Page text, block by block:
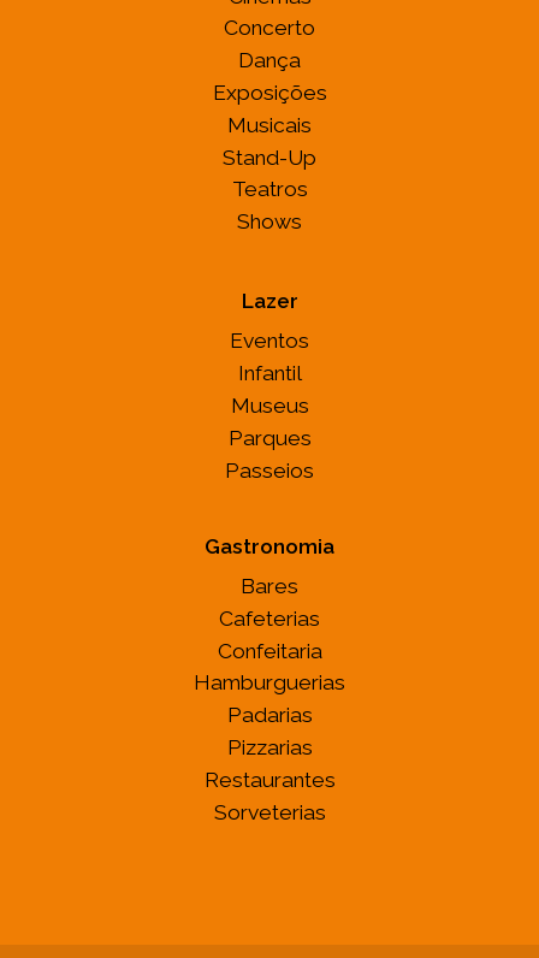
Concerto
Dança
Exposições
Musicais
Stand-Up
Teatros
Shows
Lazer
Eventos
Infantil
Museus
Parques
Passeios
Gastronomia
Bares
Cafeterias
Confeitaria
Hamburguerias
Padarias
Pizzarias
Restaurantes
Sorveterias